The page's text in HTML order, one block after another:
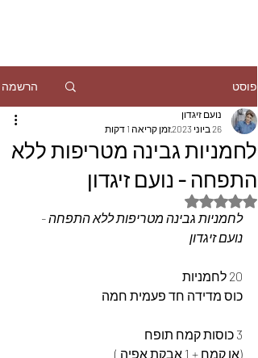
פוסט הרשמה
לחמניות גבינה מטריפות ללא
התפחה - נועם זיגדון
נועם זיגדון
26 ביוני 2023
זמן קריאה 1 דקות
דירוג של NaN מתוך 5 כוכבים
לחמניות גבינה מטריפות ללא התפחה -
נועם זיגדון
20 לחמניות
כוס מדידה חד פעמית חמה
3 כוסות קמח תופח
(או קמח + 1 אבקת אפיה )